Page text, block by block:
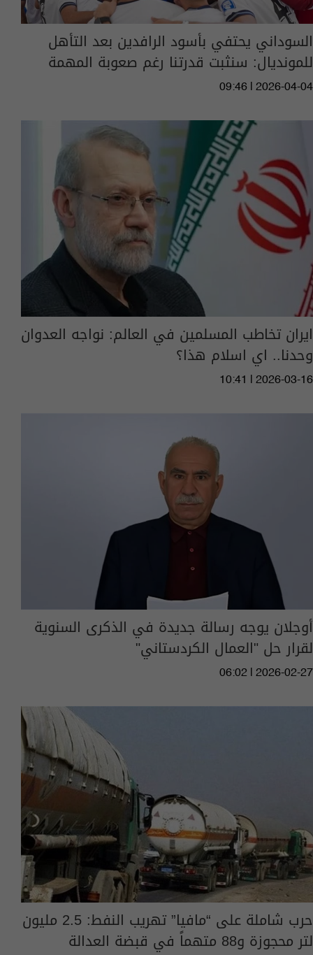
السوداني يحتفي بأسود الرافدين بعد التأهل
للمونديال: سنثبت قدرتنا رغم صعوبة المهمة
09:46 | 2026-04-04
ايران تخاطب المسلمين في العالم: نواجه العدوان
وحدنا.. اي اسلام هذا؟
10:41 | 2026-03-16
أوجلان يوجه رسالة جديدة في الذكرى السنوية
لقرار حل "العمال الكردستاني"
06:02 | 2026-02-27
حرب شاملة على “مافيا” تهريب النفط: 2.5 مليون
لتر محجوزة و88 متهماً في قبضة العدالة